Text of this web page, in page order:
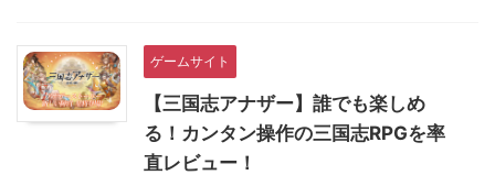
ゲームサイト
【三国志アナザー】誰でも楽しめ
る！カンタン操作の三国志RPGを率
直レビュー！